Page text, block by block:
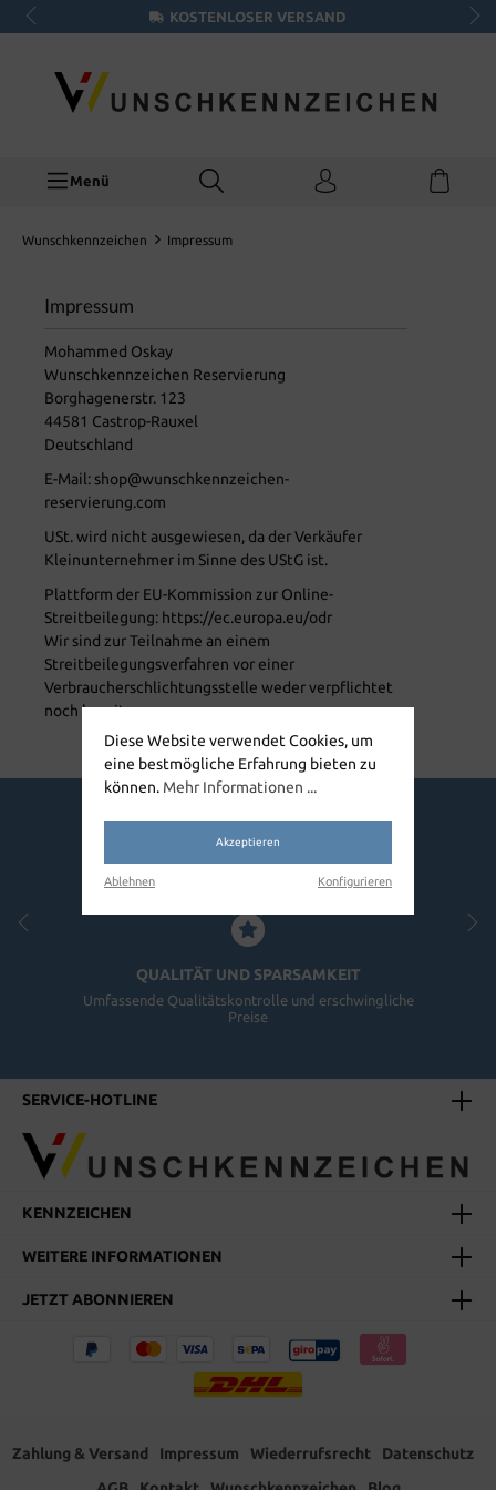
KOSTENLOSER VERSAND
Menü
Wunschkennzeichen Impressum
Impressum
Mohammed Oskay
Wunschkennzeichen Reservierung
Borghagenerstr. 123
44581 Castrop-Rauxel
Deutschland
E-Mail: shop@wunschkennzeichen-
reservierung.com
USt. wird nicht ausgewiesen, da der Verkäufer
Kleinunternehmer im Sinne des UStG ist.
Plattform der EU-Kommission zur Online-
Streitbeilegung: https://ec.europa.eu/odr
Wir sind zur Teilnahme an einem
Streitbeilegungsverfahren vor einer
Verbraucherschlichtungsstelle weder verpflichtet
noch bereit.
Warum bei uns reservieren?
QUALITÄT UND SPARSAMKEIT
Umfassende Qualitätskontrolle und erschwingliche
Preise
SERVICE-HOTLINE
KENNZEICHEN
WEITERE INFORMATIONEN
JETZT ABONNIEREN
Zahlung & Versand Impressum Wiederrufsrecht
Datenschutz
Diese Website verwendet Cookies, um
eine bestmögliche Erfahrung bieten zu
können. Mehr Informationen ...
Akzeptieren
Ablehnen Konfigurieren